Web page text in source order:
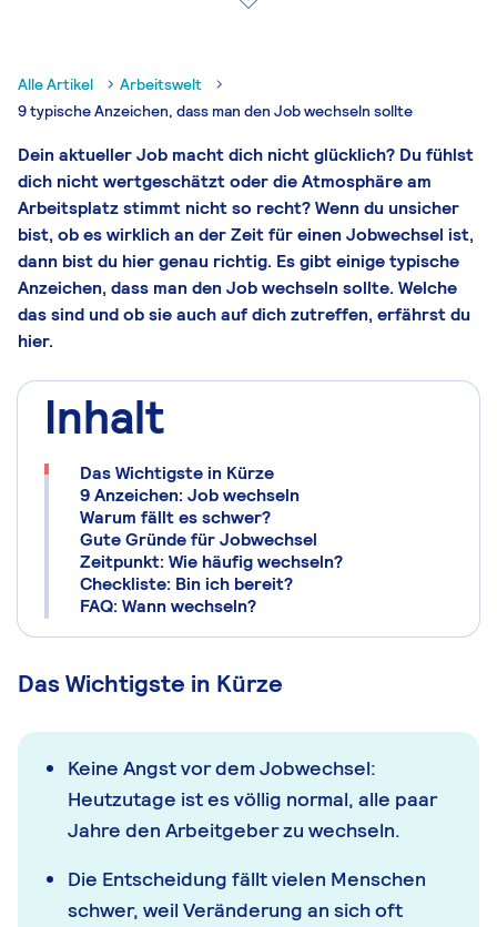
Alle Artikel
Arbeitswelt
9 typische Anzeichen, dass man den Job wechseln sollte
Dein aktueller Job macht dich nicht glücklich? Du fühlst
dich nicht wertgeschätzt oder die Atmosphäre am
Arbeitsplatz stimmt nicht so recht? Wenn du unsicher
bist, ob es wirklich an der Zeit für einen Jobwechsel ist,
dann bist du hier genau richtig. Es gibt einige typische
Anzeichen, dass man den Job wechseln sollte. Welche
das sind und ob sie auch auf dich zutreffen, erfährst du
hier.
Inhalt
Das Wichtigste in Kürze
9 Anzeichen: Job wechseln
Warum fällt es schwer?
Gute Gründe für Jobwechsel
Zeitpunkt: Wie häufig wechseln?
Checkliste: Bin ich bereit?
FAQ: Wann wechseln?
Das Wichtigste in Kürze
Keine Angst vor dem Jobwechsel:
Heutzutage ist es völlig normal, alle paar
Jahre den Arbeitgeber zu wechseln.
Die Entscheidung fällt vielen Menschen
schwer, weil Veränderung an sich oft